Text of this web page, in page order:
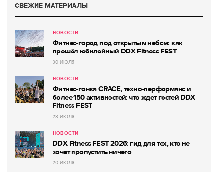
СВЕЖИЕ МАТЕРИАЛЫ
НОВОСТИ
Фитнес-город под открытым небом: как
прошёл юбилейный DDX Fitness FEST
30 ИЮЛЯ
НОВОСТИ
Фитнес-гонка CRACE, техно-перформанс и
более 150 активностей: что ждет гостей DDX
Fitness FEST
23 ИЮЛЯ
НОВОСТИ
DDX Fitness FEST 2026: гид для тех, кто не
хочет пропустить ничего
20 ИЮЛЯ